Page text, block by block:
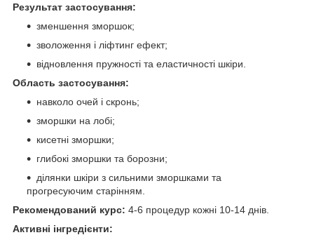
Результат застосування:
зменшення зморшок;
зволоження і ліфтинг ефект;
відновлення пружності та еластичності шкіри.
Область застосування:
навколо очей і скронь;
зморшки на лобі;
кисетні зморшки;
глибокі зморшки та борозни;
ділянки шкіри з сильними зморшками та
прогресуючим старінням.
Рекомендований курс: 4-6 процедур кожні 10-14 днів.
Активні інгредієнти: